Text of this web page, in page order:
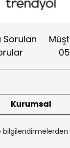
Sorulan
Kurumsal